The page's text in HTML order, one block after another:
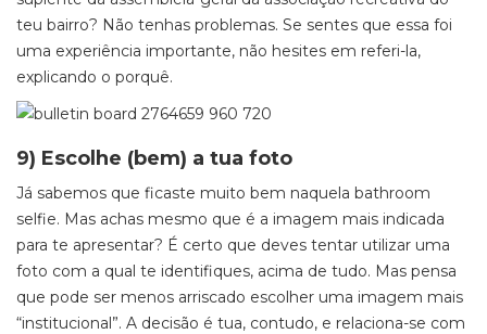
teu bairro? Não tenhas problemas. Se sentes que essa foi
uma experiência importante, não hesites em referi-la,
explicando o porquê.
9) Escolhe (bem) a tua foto
Já sabemos que ficaste muito bem naquela bathroom
selfie. Mas achas mesmo que é a imagem mais indicada
para te apresentar? É certo que deves tentar utilizar uma
foto com a qual te identifiques, acima de tudo. Mas pensa
que pode ser menos arriscado escolher uma imagem mais
“institucional”. A decisão é tua, contudo, e relaciona-se com